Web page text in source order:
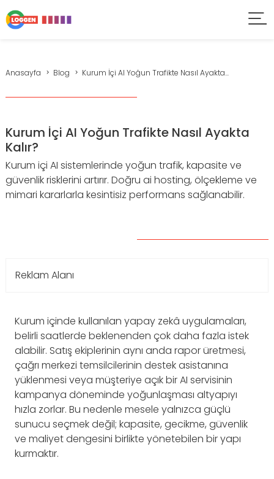
Anasayfa Blog Kurum İçi AI Yoğun Trafikte Nasıl Ayakta...
Kurum İçi AI Yoğun Trafikte Nasıl Ayakta
Kalır?
Kurum içi AI sistemlerinde yoğun trafik, kapasite ve
güvenlik risklerini artırır. Doğru ai hosting, ölçekleme ve
mimari kararlarla kesintisiz performans sağlanabilir.
Reklam Alanı
Kurum içinde kullanılan yapay zekâ uygulamaları,
belirli saatlerde beklenenden çok daha fazla istek
alabilir. Satış ekiplerinin aynı anda rapor üretmesi,
çağrı merkezi temsilcilerinin destek asistanına
yüklenmesi veya müşteriye açık bir AI servisinin
kampanya döneminde yoğunlaşması altyapıyı
hızla zorlar. Bu nedenle mesele yalnızca güçlü
sunucu seçmek değil; kapasite, gecikme, güvenlik
ve maliyet dengesini birlikte yönetebilen bir yapı
kurmaktır.